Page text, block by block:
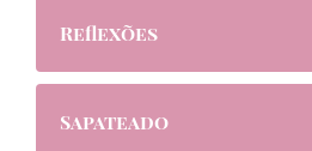
Reflexões
Sapateado